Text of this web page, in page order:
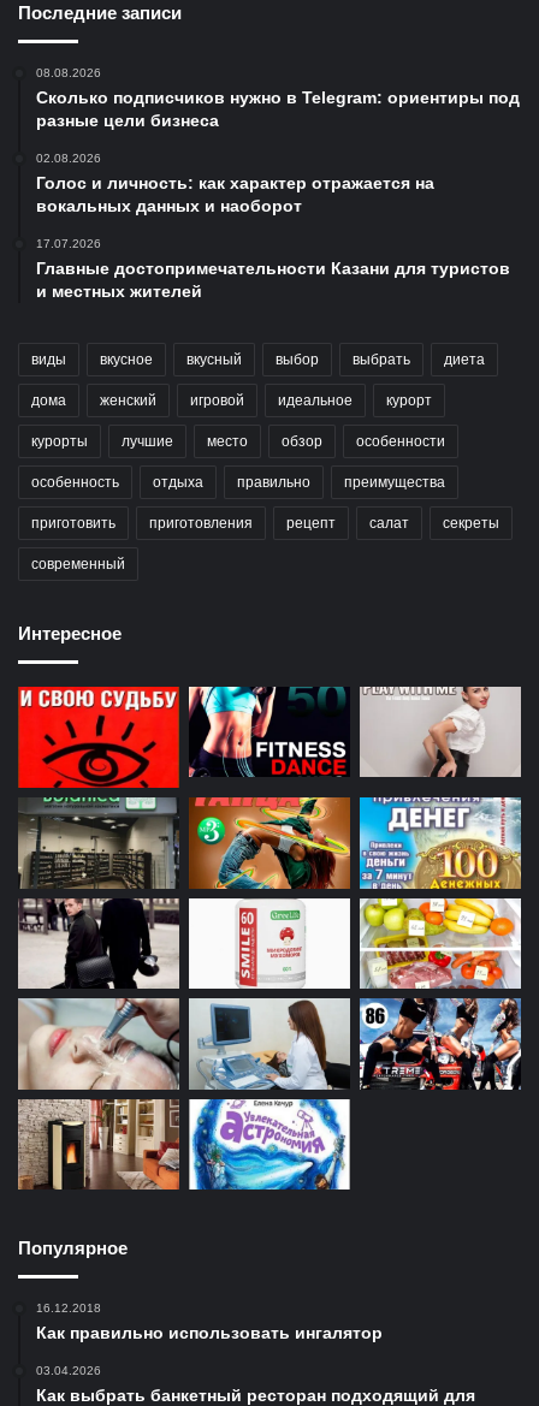
Последние записи
08.08.2026
Сколько подписчиков нужно в Telegram: ориентиры под
разные цели бизнеса
02.08.2026
Голос и личность: как характер отражается на
вокальных данных и наоборот
17.07.2026
Главные достопримечательности Казани для туристов
и местных жителей
виды вкусное вкусный выбор выбрать диета
дома женский игровой идеальное курорт
курорты лучшие место обзор особенности
особенность отдыха правильно преимущества
приготовить приготовления рецепт салат секреты
современный
Интересное
Популярное
16.12.2018
Как правильно использовать ингалятор
03.04.2026
Как выбрать банкетный ресторан подходящий для